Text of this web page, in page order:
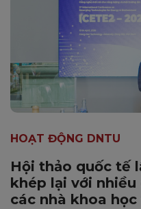
HOẠT ĐỘNG DNTU
Hội thảo quốc tế
khép lại với
các nhà khoa